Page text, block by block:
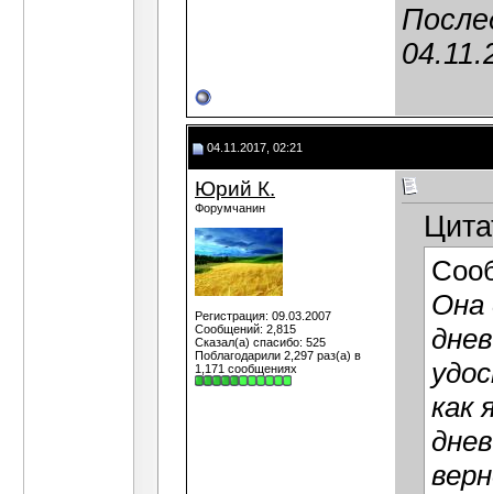
04.11.2017, 02:21
Юрий К.
Форумчанин
Регистрация: 09.03.2007
Сообщений: 2,815
Сказал(а) спасибо: 525
Поблагодарили 2,297 раз(а) в
1,171 сообщениях
Она
как